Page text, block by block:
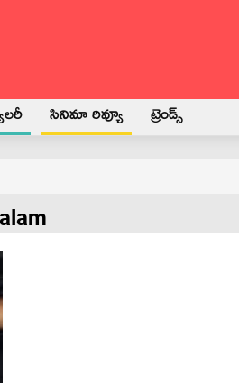
సినిమా రివ్యూ ట్రెండ్స్